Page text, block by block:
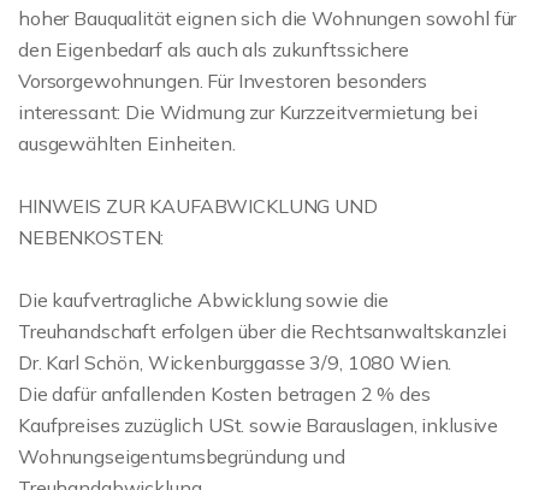
hoher Bauqualität eignen sich die Wohnungen sowohl für
den Eigenbedarf als auch als zukunftssichere
Vorsorgewohnungen. Für Investoren besonders
interessant: Die Widmung zur Kurzzeitvermietung bei
ausgewählten Einheiten.
HINWEIS ZUR KAUFABWICKLUNG UND
NEBENKOSTEN:
Die kaufvertragliche Abwicklung sowie die
Treuhandschaft erfolgen über die Rechtsanwaltskanzlei
Dr. Karl Schön, Wickenburggasse 3/9, 1080 Wien.
Die dafür anfallenden Kosten betragen 2 % des
Kaufpreises zuzüglich USt. sowie Barauslagen, inklusive
Wohnungseigentumsbegründung und